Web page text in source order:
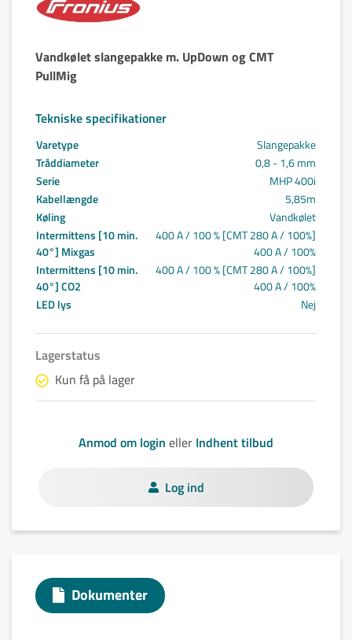
Vandkølet slangepakke m. UpDown og CMT
PullMig
Tekniske specifikationer
Varetype
Slangepakke
Tråddiameter
0,8 - 1,6 mm
Serie
MHP 400i
Kabellængde
5,85m
Køling
Vandkølet
Intermittens [10 min.
40°] Mixgas
400 A / 100 % [CMT 280 A / 100%]
400 A / 100%
Intermittens [10 min.
40°] CO2
400 A / 100 % [CMT 280 A / 100%]
400 A / 100%
LED lys
Nej
Lagerstatus
Kun få på lager
Anmod om login eller Indhent tilbud
Log ind
Dokumenter